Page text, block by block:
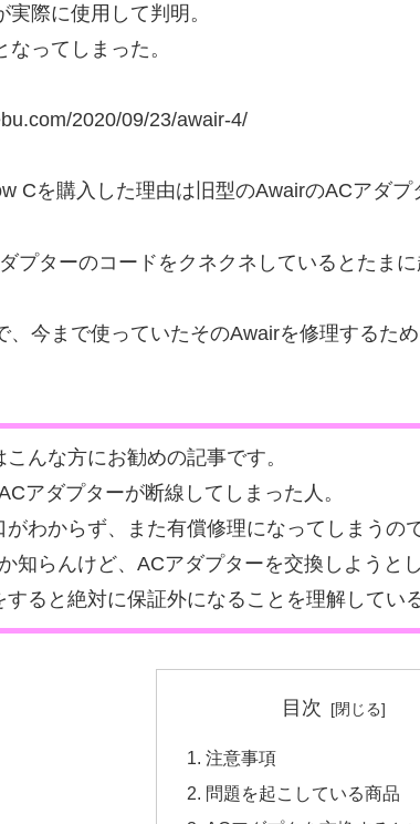
実際に使用して判明。
なってしまった。
2020/09/23/awair-4/
Cを購入した理由は旧型のAwairのACアダプ
プターのコードをクネクネしているとたま
、今まで使っていたそのAwairを修理するた
こんな方にお勧めの記事です。
アダプターが断線してしまった人。
がわからず、また有償修理になってしまうの
知らんけど、ACアダプターを交換しようと
すると絶対に保証外になることを理解してい
目次
注意事項
問題を起こしている商品